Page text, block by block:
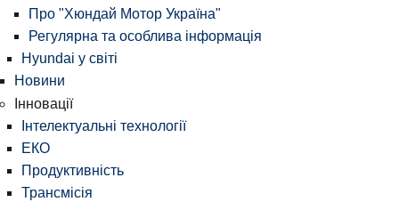
Про "Хюндай Мотор Україна"
Регулярна та особлива інформація
Hyundai у світі
Новини
Інновації
Інтелектуальні технології
ЕКО
Продуктивність
Трансмісія